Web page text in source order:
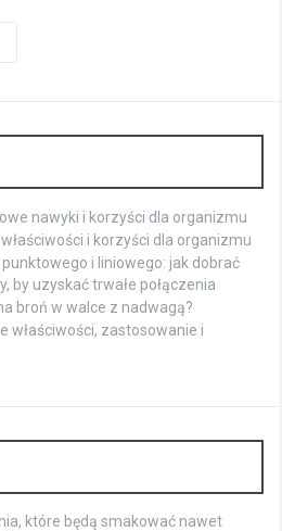
nawyki i korzyści dla organizmu
i korzyści dla organizmu
i liniowego: jak dobrać
by uzyskać trwałe połączenia
broń w walce z nadwagą?
właściwości, zastosowanie i
które będą smakować nawet